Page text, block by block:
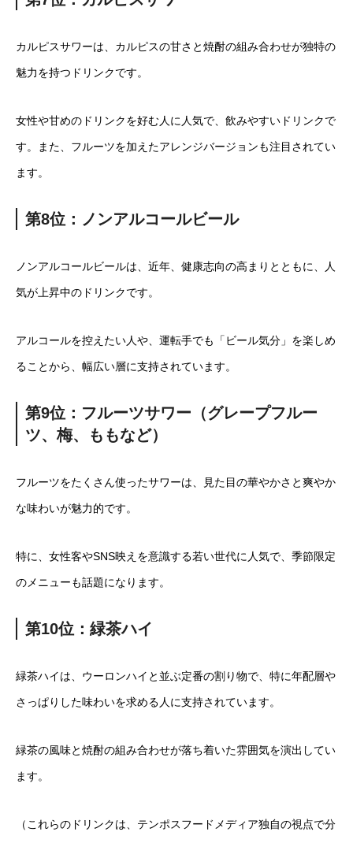
カルピスサワーは、カルピスの甘さと焼酎の組み合わせが独特の
魅力を持つドリンクです。
女性や甘めのドリンクを好む人に人気で、飲みやすいドリンクで
す。また、フルーツを加えたアレンジバージョンも注目されてい
ます。
第8位：ノンアルコールビール
ノンアルコールビールは、近年、健康志向の高まりとともに、人
気が上昇中のドリンクです。
アルコールを控えたい人や、運転手でも「ビール気分」を楽しめ
ることから、幅広い層に支持されています。
第9位：フルーツサワー（グレープフルー
ツ、梅、ももなど）
フルーツをたくさん使ったサワーは、見た目の華やかさと爽やか
な味わいが魅力的です。
特に、女性客やSNS映えを意識する若い世代に人気で、季節限定
のメニューも話題になります。
第10位：緑茶ハイ
緑茶ハイは、ウーロンハイと並ぶ定番の割り物で、特に年配層や
さっぱりした味わいを求める人に支持されています。
緑茶の風味と焼酎の組み合わせが落ち着いた雰囲気を演出してい
ます。
（これらのドリンクは、テンポスフードメディア独自の視点で分